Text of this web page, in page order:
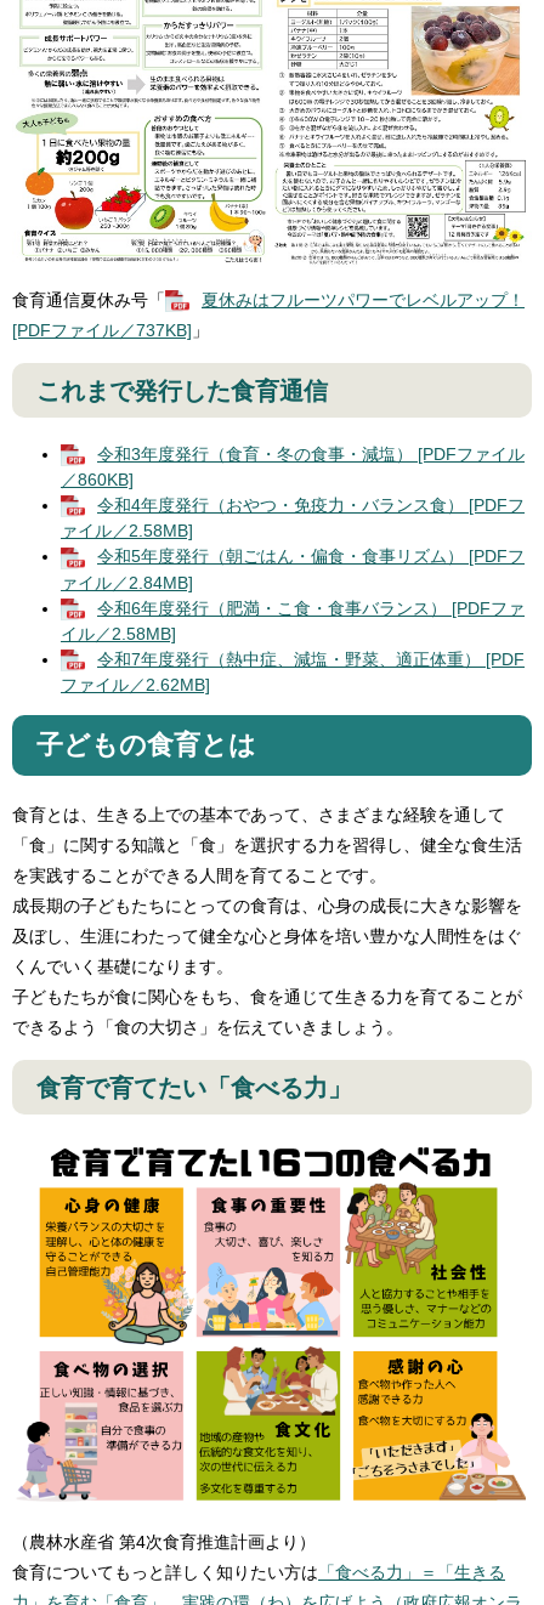
食育通信夏休み号「
夏休みはフルーツパワーでレベルアップ！
[PDFファイル／737KB] 」
これまで発行した食育通信
令和3年度発行（食育・冬の食事・減塩） [PDFファイル
／860KB]
令和4年度発行（おやつ・免疫力・バランス食） [PDFフ
ァイル／2.58MB]
令和5年度発行（朝ごはん・偏食・食事リズム） [PDFフ
ァイル／2.84MB]
令和6年度発行（肥満・こ食・食事バランス） [PDFファ
イル／2.58MB]
令和7年度発行（熱中症、減塩・野菜、適正体重） [PDF
ファイル／2.62MB]
子どもの食育とは
食育とは、生きる上での基本であって、さまざまな経験を通して
「食」に関する知識と「食」を選択する力を習得し、健全な食生活
を実践することができる人間を育てることです。
成長期の子どもたちにとっての食育は、心身の成長に大きな影響を
及ぼし、生涯にわたって健全な心と身体を培い豊かな人間性をはぐ
くんでいく基礎になります。
子どもたちが食に関心をもち、食を通じて生きる力を育てることが
できるよう「食の大切さ」を伝えていきましょう。
食育で育てたい「食べる力」
（農林水産省 第4次食育推進計画より）
食育についてもっと詳しく知りたい方は 「食べる力」＝「生きる